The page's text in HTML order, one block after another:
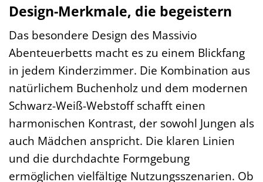
Design-Merkmale, die begeistern
Das besondere Design des Massivio
Abenteuerbetts macht es zu einem Blickfang
in jedem Kinderzimmer. Die Kombination aus
natürlichem Buchenholz und dem modernen
Schwarz-Weiß-Webstoff schafft einen
harmonischen Kontrast, der sowohl Jungen als
auch Mädchen anspricht. Die klaren Linien
und die durchdachte Formgebung
ermöglichen vielfältige Nutzungsszenarien. Ob